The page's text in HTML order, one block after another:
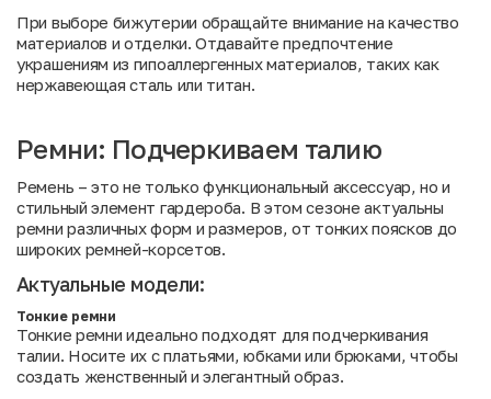
При выборе бижутерии обращайте внимание на качество
материалов и отделки. Отдавайте предпочтение
украшениям из гипоаллергенных материалов, таких как
нержавеющая сталь или титан.
Ремни: Подчеркиваем талию
Ремень – это не только функциональный аксессуар, но и
стильный элемент гардероба. В этом сезоне актуальны
ремни различных форм и размеров, от тонких поясков до
широких ремней-корсетов.
Актуальные модели:
Тонкие ремни
Тонкие ремни идеально подходят для подчеркивания
талии. Носите их с платьями, юбками или брюками, чтобы
создать женственный и элегантный образ.